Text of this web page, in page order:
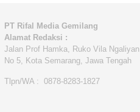
PT Rifal Media Gemilang
Alamat Redaksi :
Jalan Prof Hamka, Ruko Vila Ngaliyan
No 5, Kota Semarang, Jawa Tengah
Tlpn/WA : 0878-8283-1827